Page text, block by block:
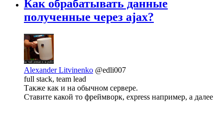
Как обрабатывать данные
полученные через ajax?
Alexander Litvinenko @edli007
full stack, team lead
Также как и на обычном сервере.
Ставите какой то фреймворк, express например, а далее